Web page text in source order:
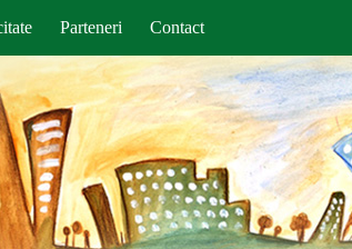
Parteneri Contact